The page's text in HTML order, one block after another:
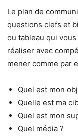
Le plan de
questions clefs et
ou tableau qui
réaliser avec
mener comme par
Quel est mon
Quelle est ma
Quel est mon
Quel média ?